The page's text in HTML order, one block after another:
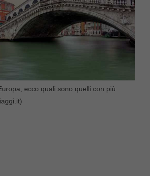
ecco quali sono quelli con più